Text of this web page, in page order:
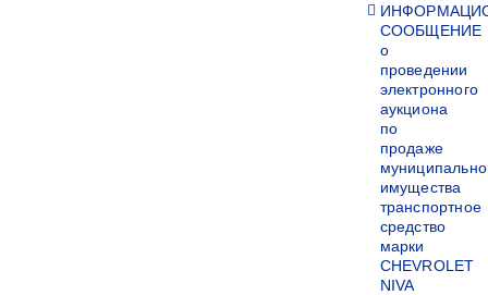
СООБЩЕНИЕ
о
проведении
электронного
аукциона
по
продаже
имущества
транспортное
средство
марки
CHEVROLET
NIVA